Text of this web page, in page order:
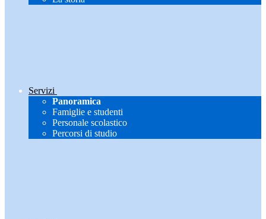
Servizi
Panoramica
Famiglie e studenti
Personale scolastico
Percorsi di studio